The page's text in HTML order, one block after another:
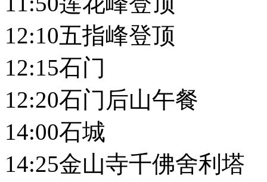
12:10五指峰登顶
12:15石门
12:20石门后山午餐
14:00石城
14:25金山寺千佛舍利塔